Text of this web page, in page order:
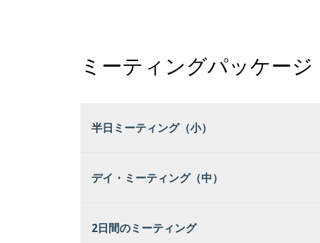
ミーティングパッケージ
半日ミーティング（小）
デイ・ミーティング（中）
2日間のミーティング